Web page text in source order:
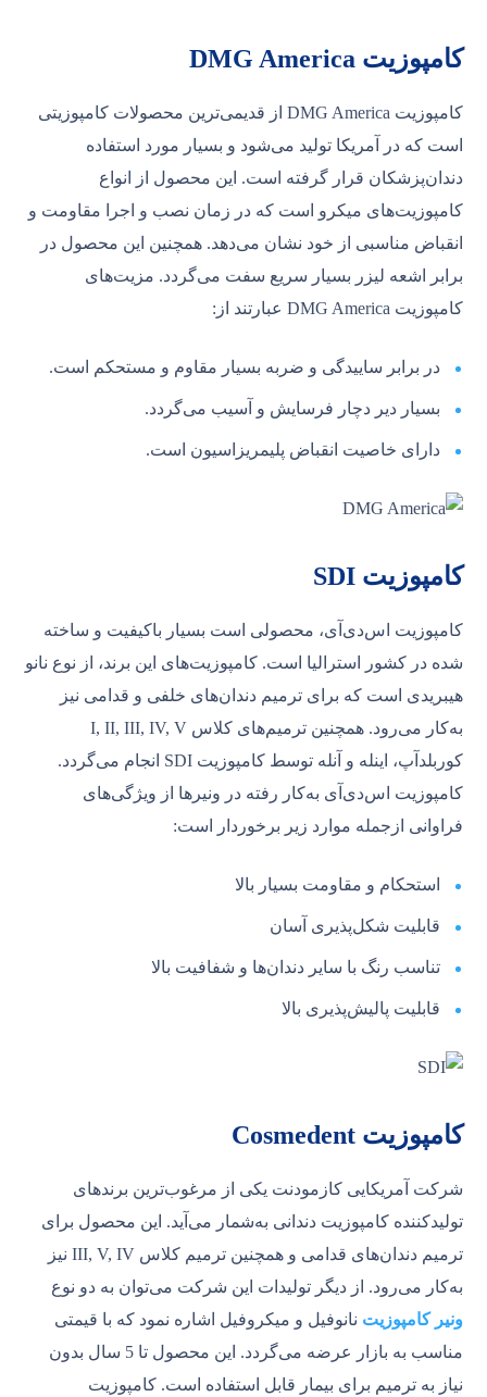
کامپوزیت DMG America
کامپوزیت DMG America از قدیمی‌ترین محصولات کامپوزیتی
است که در آمریکا تولید می‌شود و بسیار مورد استفاده
دندان‌پزشکان قرار گرفته است. این محصول از انواع
کامپوزیت‌های میکرو است که در زمان نصب و اجرا مقاومت و
انقباض مناسبی از خود نشان می‌دهد. همچنین این محصول در
برابر اشعه لیزر بسیار سریع سفت می‌گردد. مزیت‌های
کامپوزیت DMG America عبارتند از:
در برابر ساییدگی و ضربه بسیار مقاوم و مستحکم است.
بسیار دیر دچار فرسایش و آسیب می‌گردد.
دارای خاصیت انقباض پلیمریزاسیون است.
کامپوزیت SDI
کامپوزیت اس‌دی‌آی، محصولی است بسیار باکیفیت و ساخته
شده در کشور استرالیا است. کامپوزیت‌های این برند، از نوع نانو
هیبریدی است که برای ترمیم دندان‌های خلفی و قدامی نیز
به‌کار می‌رود. همچنین ترمیم‌های کلاس I, II, III, IV, V
کوربلدآپ، اینله و آنله توسط کامپوزیت SDI انجام می‌گردد.
کامپوزیت اس‌دی‌آی به‌کار رفته در ونیرها از ویژگی‌های
فراوانی ازجمله موارد زیر برخوردار است:
استحکام و مقاومت بسیار بالا
قابلیت شکل‌پذیری آسان
تناسب رنگ با سایر دندان‌ها و شفافیت بالا
قابلیت پالیش‌پذیری بالا
کامپوزیت Cosmedent
شرکت آمریکایی کازمودنت یکی از مرغوب‌ترین برندهای
تولیدکننده کامپوزیت دندانی به‌شمار می‌آید. این محصول برای
ترمیم دندان‌های قدامی و همچنین ترمیم کلاس III, V, IV نیز
به‌کار می‌رود. از دیگر تولیدات این شرکت می‌توان به دو نوع
ونیر کامپوزیت نانوفیل و میکروفیل اشاره نمود که با قیمتی
مناسب به بازار عرضه می‌گردد. این محصول تا 5 سال بدون
نیاز به ترمیم برای بیمار قابل استفاده است. کامپوزیت